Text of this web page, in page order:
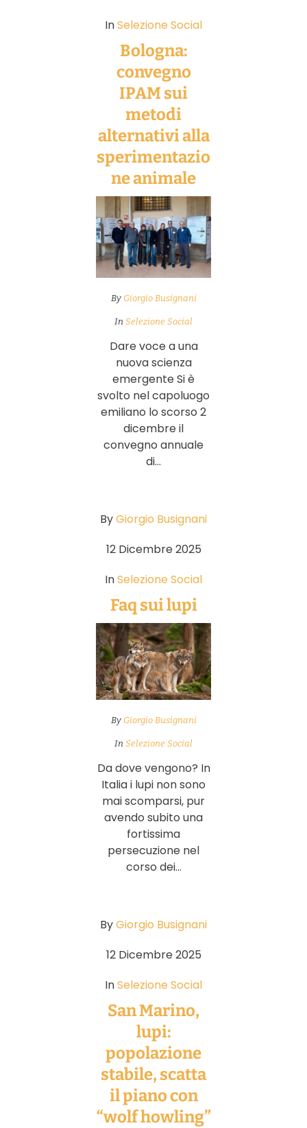
InSelezione Social
Bologna:
convegno
IPAM sui
metodi
alternativi alla
sperimentazio
ne animale
By Giorgio Busignani
In Selezione Social
Dare voce a una
nuova scienza
emergente Si è
svolto nel capoluogo
emiliano lo scorso 2
dicembre il
convegno annuale
di...
ByGiorgio Busignani
12 Dicembre 2025
InSelezione Social
Faq sui lupi
By Giorgio Busignani
In Selezione Social
Da dove vengono? In
Italia i lupi non sono
mai scomparsi, pur
avendo subito una
fortissima
persecuzione nel
corso dei...
ByGiorgio Busignani
12 Dicembre 2025
InSelezione Social
San Marino,
lupi:
popolazione
stabile, scatta
il piano con
“wolf howling”